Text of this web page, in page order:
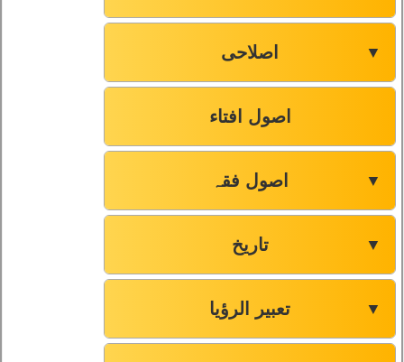
اصلاحی ▼
اصول افتاء
اصول فقہ ▼
تاریخ ▼
تعبیر الرؤیا ▼